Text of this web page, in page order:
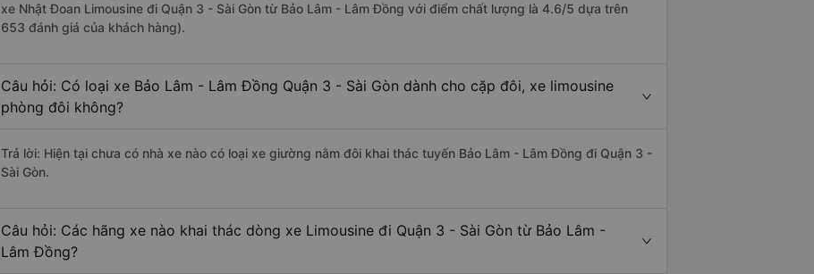
xe Nhật Đoan Limousine đi Quận 3 - Sài Gòn từ Bảo Lâm - Lâm Đồng với điểm chất lượng là 4.6/5 dựa trên
653 đánh giá của khách hàng).
Câu hỏi: Có loại xe Bảo Lâm - Lâm Đồng Quận 3 - Sài Gòn dành cho cặp đôi, xe limousine
phòng đôi không?
Trả lời: Hiện tại chưa có nhà xe nào có loại xe giường nằm đôi khai thác tuyến Bảo Lâm - Lâm Đồng đi Quận 3 -
Sài Gòn.
Câu hỏi: Các hãng xe nào khai thác dòng xe Limousine đi Quận 3 - Sài Gòn từ Bảo Lâm -
Lâm Đồng?